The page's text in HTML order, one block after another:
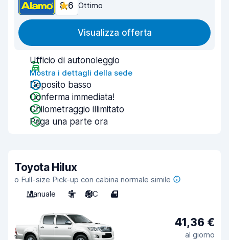
8,6 Ottimo
Visualizza offerta
Ufficio di autonoleggio
Mostra i dettagli della sede
Deposito basso
Conferma immediata!
Chilometraggio illimitato
Paga una parte ora
Toyota Hilux
o Full-size Pick-up con cabina normale simile
Manuale
5 A/C 4
41,36 €
al giorno